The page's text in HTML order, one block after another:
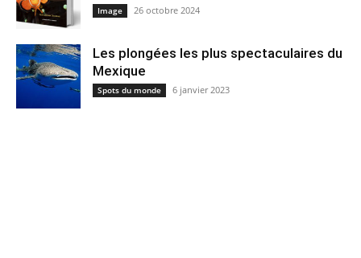
Image 26 octobre 2024
Les plongées les plus spectaculaires du
Mexique
Spots du monde 6 janvier 2023